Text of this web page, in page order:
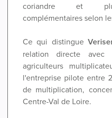
coriandre et
complémentaires selon
Ce qui distingue
relation directe
agriculteurs
l'entreprise pilote entre
de multiplication,
Centre-Val de Loire.